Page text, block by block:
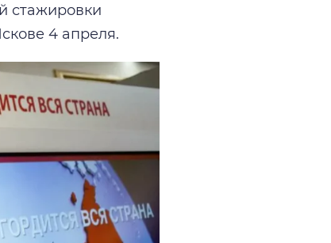
стажировки
4 апреля.